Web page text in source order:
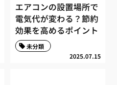
エアコンの設置場所で
電気代が変わる？節約
効果を高めるポイント
2025.07.15
未分類